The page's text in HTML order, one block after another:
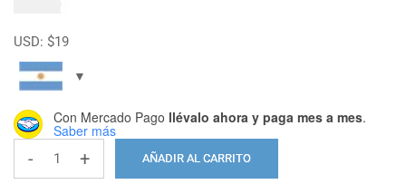
USD: $19
Con Mercado Pago llévalo ahora y paga mes a mes.
Saber más
-
Nutrición
+ AÑADIR AL CARRITO